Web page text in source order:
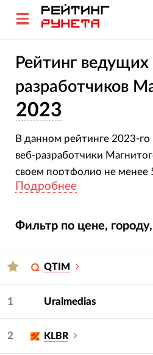
Рейтинг ведущих
разработчиков
2023
В данном рейтинге 2023-го
веб-разработчики
своем портфолио не менее
интернет-проектов.
Подробнее
Фильтр по цене,
QTIM
1 Uralmedias
2 KLBR